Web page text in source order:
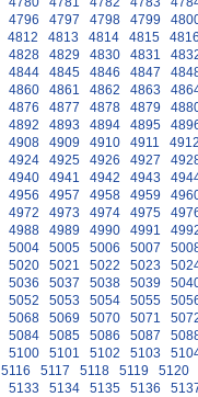
4796 4797 4798 4799
4812 4813 4814 4815
4828 4829 4830 4831
4844 4845 4846 4847
4860 4861 4862 4863
4876 4877 4878 4879
4892 4893 4894 4895
4908 4909 4910 4911
4924 4925 4926 4927
4940 4941 4942 4943
4956 4957 4958 4959
4972 4973 4974 4975
4988 4989 4990 4991
5004 5005 5006 5007
5020 5021 5022 5023
5036 5037 5038 5039
5052 5053 5054 5055
5068 5069 5070 5071
5084 5085 5086 5087
5100 5101 5102 5103
5116 5117 5118 5119
5120
5133 5134 5135 5136